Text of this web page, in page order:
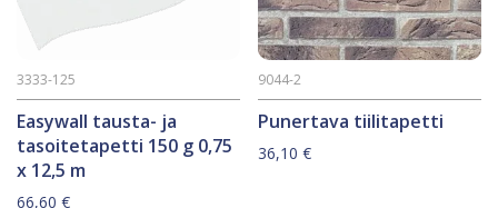
Easywall tausta- ja
tasoitetapetti 150 g 0,75
x 12,5 m
3333-125
66,60 €
Punertava tiilitapetti
9044-2
36,10€